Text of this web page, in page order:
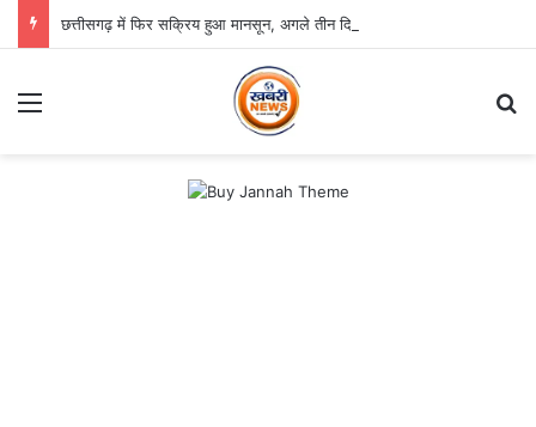
छत्तीसगढ़ में फिर सक्रिय हुआ मानसून, अगले तीन दिन भारी बारिश का अलर्ट
Menu